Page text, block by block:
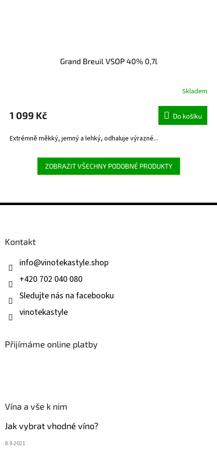
Grand Breuil VSOP 40% 0,7l
Skladem
1 099 Kč Do košíku
Extrémně měkký, jemný a lehký, odhaluje výrazné...
ZOBRAZIT VŠECHNY PODOBNÉ PRODUKTY
Z
Kontakt
info@vinotekastyle.shop
+420 702 040 080
Sledujte nás na facebooku
vinotekastyle
Přijímáme online platby
Vína a vše k nim
Jak vybrat vhodné víno?
8.9.2021